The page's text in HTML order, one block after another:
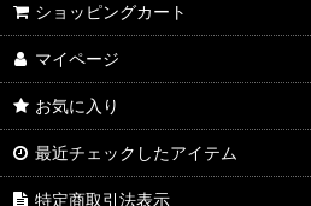
食戟のソーマ
サンタ コスプレ衣装
四月は君の嘘
桜Trick
ショッピングカート
マイページ
お気に入り
最近チェックしたアイテム
特定商取引法表示